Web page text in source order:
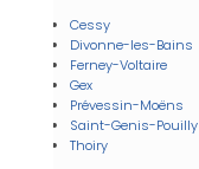
Cessy
Divonne-les-Bains
Ferney-Voltaire
Gex
Prévessin-Moëns
Saint-Genis-Pouilly
Thoiry